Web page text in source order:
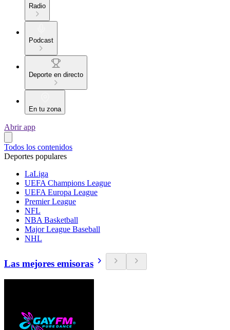
Radio
Podcast
Deporte en directo
En tu zona
Abrir app
Todos los contenidos
Deportes populares
LaLiga
UEFA Champions League
UEFA Europa League
Premier League
NFL
NBA Basketball
Major League Baseball
NHL
Las mejores emisoras